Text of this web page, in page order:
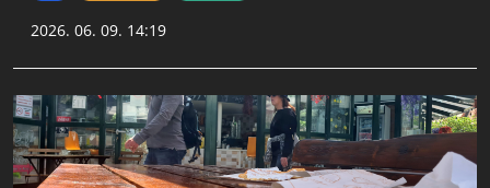
2026. 06. 09. 14:19